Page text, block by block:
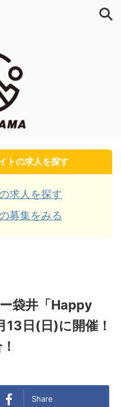
トの求人を探す
求人を探す
募集をみる
袋井「Happy
日(日)に開催！
Share